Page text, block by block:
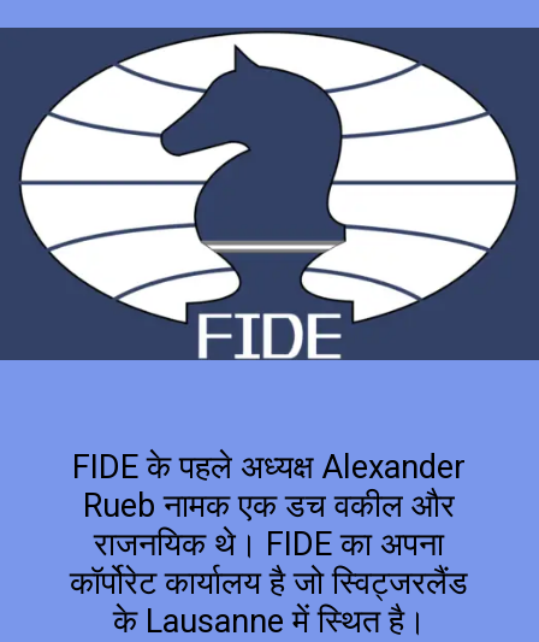
FIDE के पहले अध्यक्ष Alexander
Rueb नामक एक डच वकील और
राजनयिक थे। FIDE का अपना
कॉर्पोरेट कार्यालय है जो स्विट्जरलैंड
के Lausanne में स्थित है।